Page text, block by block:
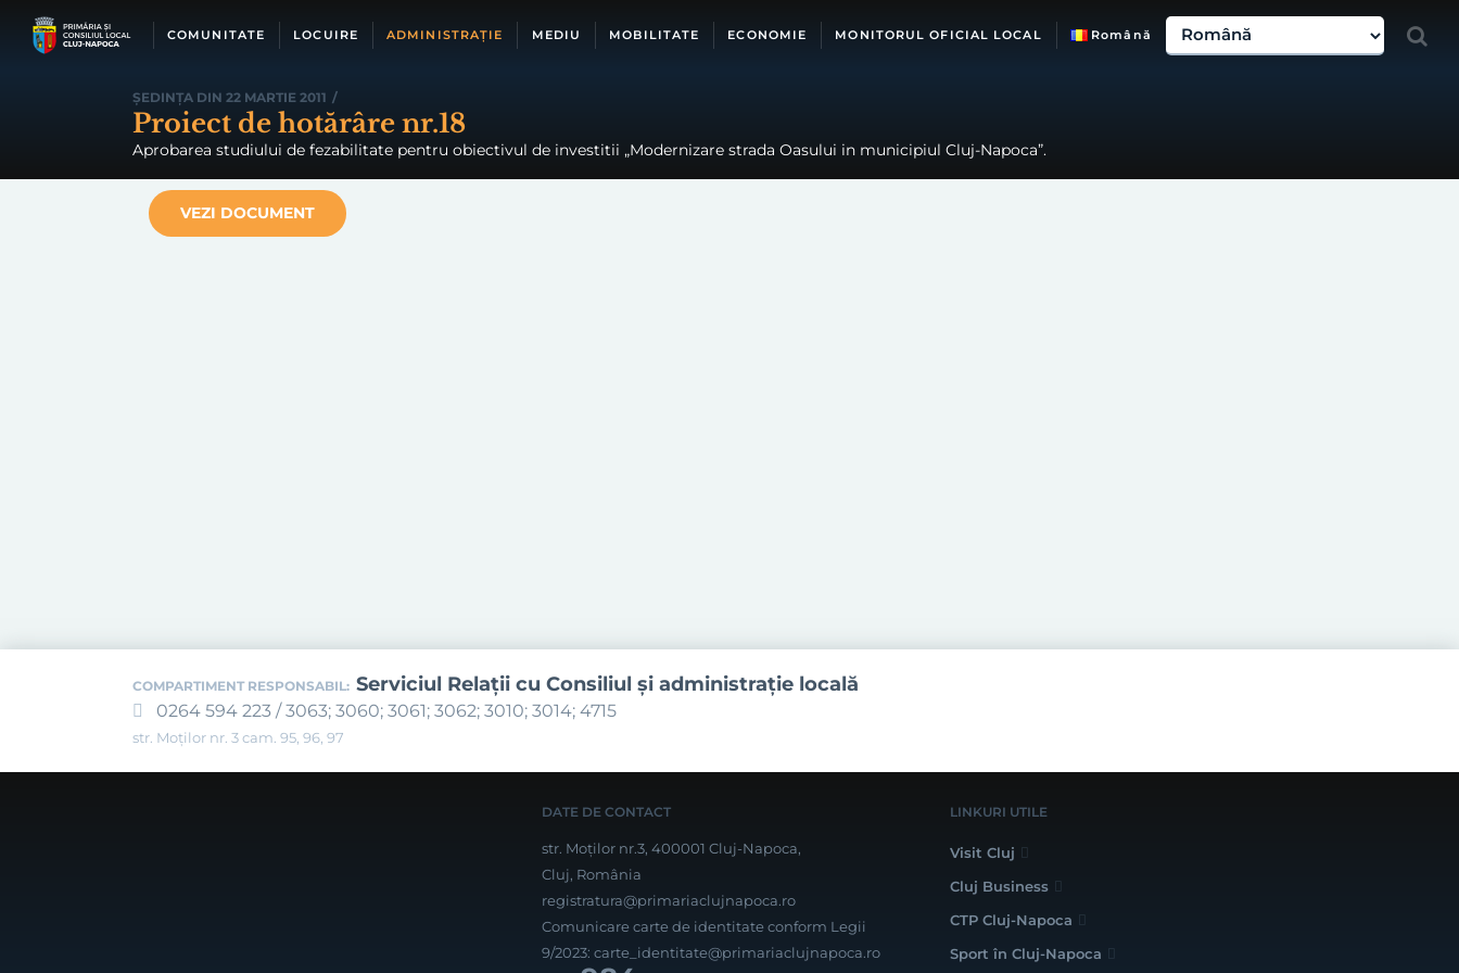
COMUNITATE LOCUIRE ADMINISTRAȚIE MEDIU MOBILITATE ECONOMIE MONITORUL OFICIAL LOCAL Română
ȘEDINȚA DIN 22 MARTIE 2011 /
Proiect de hotărâre nr.18
Aprobarea studiului de fezabilitate pentru obiectivul de investitii „Modernizare strada Oasului in municipiul Cluj-Napoca”.
VEZI DOCUMENT
COMPARTIMENT RESPONSABIL: Serviciul Relaţii cu Consiliul şi administraţie locală
0264 594 223 / 3063; 3060; 3061; 3062; 3010; 3014; 4715
str. Moților nr. 3 cam. 95, 96, 97
DATE DE CONTACT
str. Moților nr.3, 400001 Cluj-Napoca,
Cluj, România
registratura@primariaclujnapoca.ro
Comunicare carte de identitate conform Legii
9/2023: carte_identitate@primariaclujnapoca.ro
LINKURI UTILE
Visit Cluj
Cluj Business
CTP Cluj-Napoca
Sport în Cluj-Napoca